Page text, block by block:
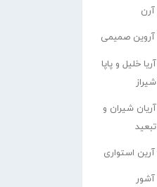
آرن
آروین صمیمی
آریا خلیل و پاپا
شیراز
آریان شیران و
تبعید
آرین استواری
آشور